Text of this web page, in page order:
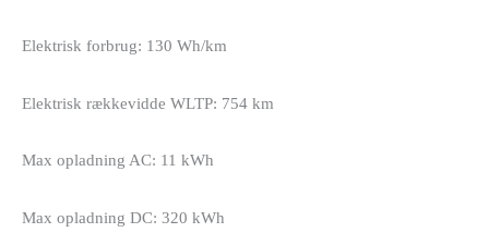
Elektrisk forbrug: 130 Wh/km
Elektrisk rækkevidde WLTP: 754 km
Max opladning AC: 11 kWh
Max opladning DC: 320 kWh